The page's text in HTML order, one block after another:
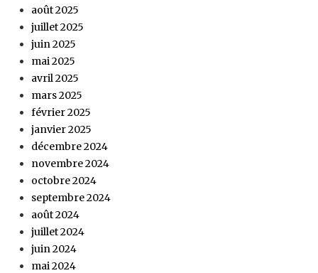
août 2025
juillet 2025
juin 2025
mai 2025
avril 2025
mars 2025
février 2025
janvier 2025
décembre 2024
novembre 2024
octobre 2024
septembre 2024
août 2024
juillet 2024
juin 2024
mai 2024